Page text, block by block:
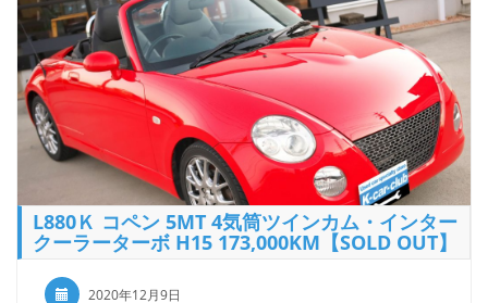
L880Ｋ コペン 5MT 4気筒ツインカム・インター
クーラーターボ H15 173,000KM【SOLD OUT】
2020年12月9日